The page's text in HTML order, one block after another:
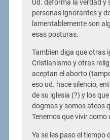
Ud. deforma la verdad y
personas ignorantes y
lamentablemente son
esas posturas.
Tambien diga que otras
Cristianismo y otras
aceptan el aborto
eso ud. hace silencio,
de su iglesia (?) y los
dogmas y somos ateos
Tenemos que vivir como
Ya se les paso el tiempo